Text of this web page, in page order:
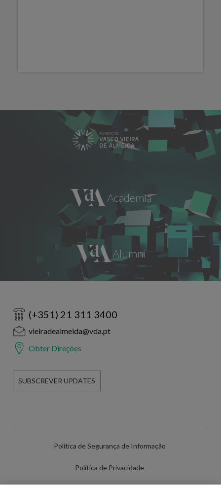
(+351) 21 311 3400
vieiradealmeida@vda.pt
Obter Direções
SUBSCREVER UPDATES
Política de Segurança de Informação
Política de Privacidade